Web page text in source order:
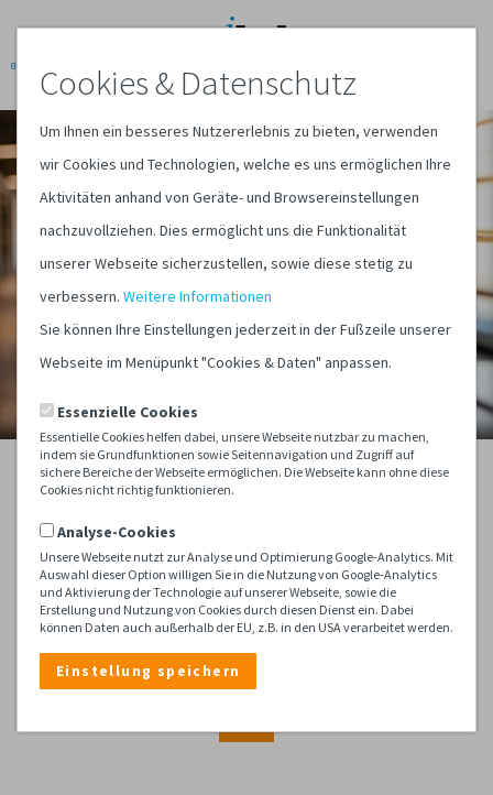
Politik zur
Unparteilichkeit
Cookies & Datenschutz
Um Ihnen ein besseres Nutzererlebnis zu bieten, verwenden
wir Cookies und Technologien, welche es uns ermöglichen Ihre
Aktivitäten anhand von Geräte- und Browsereinstellungen
nachzuvollziehen. Dies ermöglicht uns die Funktionalität
unserer Webseite sicherzustellen, sowie diese stetig zu
verbessern. Weitere Informationen
Sie können Ihre Einstellungen jederzeit in der Fußzeile unserer
Webseite im Menüpunkt "Cookies & Daten" anpassen.
Essenzielle Cookies
Essentielle Cookies helfen dabei, unsere Webseite nutzbar zu machen,
indem sie Grundfunktionen sowie Seitennavigation und Zugriff auf
sichere Bereiche der Webseite ermöglichen. Die Webseite kann ohne diese
Cookies nicht richtig funktionieren.
Analyse-Cookies
Unsere Webseite nutzt zur Analyse und Optimierung Google-Analytics. Mit
Auswahl dieser Option willigen Sie in die Nutzung von Google-Analytics
und Aktivierung der Technologie auf unserer Webseite, sowie die
Erstellung und Nutzung von Cookies durch diesen Dienst ein. Dabei
können Daten auch außerhalb der EU, z.B. in den USA verarbeitet werden.